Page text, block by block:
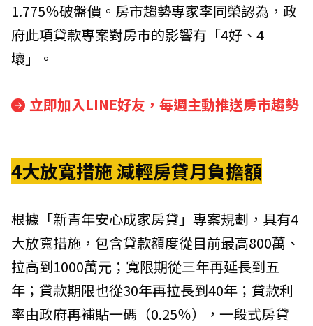
1.775％破盤價。房市趨勢專家李同榮認為，政
府此項貸款專案對房市的影響有「4好、4
壞」。
立即加入LINE好友，每週主動推送房市趨勢
4大放寬措施 減輕房貸月負擔額
根據「新青年安心成家房貸」專案規劃，具有4
大放寬措施，包含貸款額度從目前最高800萬、
拉高到1000萬元；寬限期從三年再延長到五
年；貸款期限也從30年再拉長到40年；貸款利
率由政府再補貼一碼（0.25％），一段式房貸